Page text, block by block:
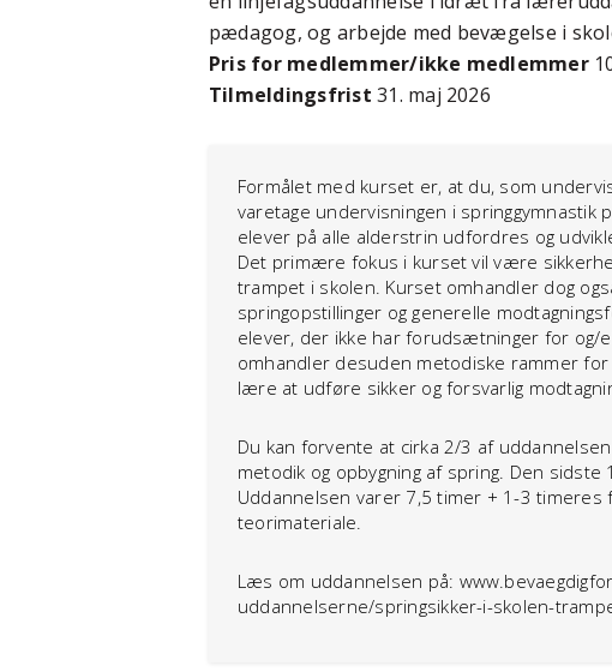
pædagog, og arbejde med bevægelse i
Pris for medlemmer/ikke medlemmer
Tilmeldingsfrist 31. maj 2026
Formålet med kurset er, at du, som
varetage undervisningen i
elever på alle alderstrin udfordres og
Det primære fokus i kurset vil være
trampet i skolen. Kurset omhandler dog
springopstillinger og generelle
elever, der ikke har forudsætninger for og/
omhandler desuden metodiske rammer
lære at udføre sikker og forsvarlig
Du kan forvente at cirka 2/3 af
metodik og opbygning af spring. Den
Uddannelsen varer 7,5 timer + 1-3
teorimateriale.
Læs om uddannelsen på:
uddannelserne/springsikker-i-skolen-